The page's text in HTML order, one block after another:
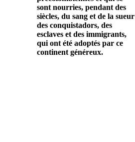
sont nourries, pendant des
siècles, du sang et de la sueur
des conquistadors, des
esclaves et des immigrants,
qui ont été adoptés par ce
continent généreux.